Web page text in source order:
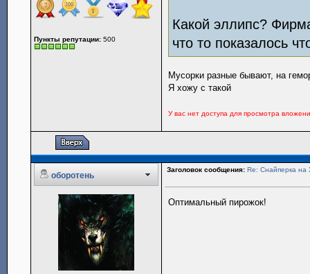
Пункты репутации: 500
Какой эллипс?
что то показалось
Мусорки разные бывают, на
Я хожу с такой
У вас нет доступа для просмотра
оборотень
Заголовок сообщения: Re: Снайперка на
Оптимальный пирожок!